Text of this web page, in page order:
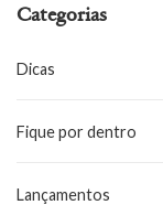
Categorias
Dicas
Fique por dentro
Lançamentos